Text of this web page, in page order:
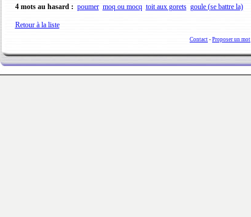
4 mots au hasard : poumer moq ou mocq toit aux gorets goule (se battre la)
Retour à la liste
Contact - Proposer un mot